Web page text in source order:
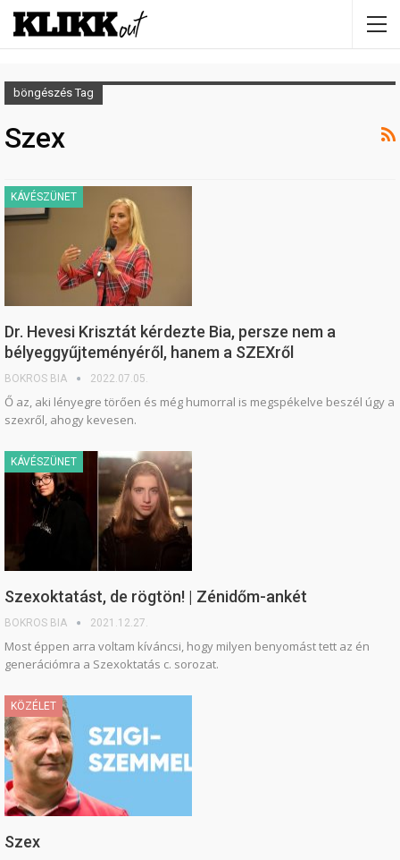
böngészés Tag
Szex
KÁVÉSZÜNET
Dr. Hevesi Krisztát kérdezte Bia, persze nem a
bélyeggyűjteményéről, hanem a SZEXről
BOKROS BIA 2022.07.05.
Ő az, aki lényegre törően és még humorral is megspékelve beszél úgy a
szexről, ahogy kevesen.
KÁVÉSZÜNET
Szexoktatást, de rögtön! | Zénidőm-ankét
BOKROS BIA 2021.12.27.
Most éppen arra voltam kíváncsi, hogy milyen benyomást tett az én
generációmra a Szexoktatás c. sorozat.
KÖZÉLET
Szex